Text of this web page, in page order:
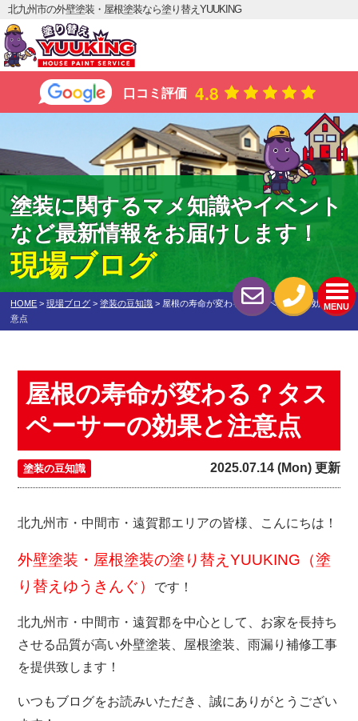
北九州市の外壁塗装・屋根塗装なら塗り替えYUUKING
MENU
口コミ評価 4.8
塗装に関するマメ知識やイベント
など最新情報をお届けします！
現場ブログ
HOME >現場ブログ >塗装の豆知識 > 屋根の寿命が変わる？タスペーサーの効果と注
意点
屋根の寿命が変わる？タス
ペーサーの効果と注意点
塗装の豆知識 2025.07.14 (Mon) 更新
北九州市・中間市・遠賀郡エリアの皆様、こんにちは！
外壁塗装・屋根塗装の塗り替えYUUKING（塗
り替えゆうきんぐ）
です！
北九州市・中間市・遠賀郡を中心として、お家を長持ち
させる品質が高い外壁塗装、屋根塗装、雨漏り補修工事
を提供致します！
いつもブログをお読みいただき、誠にありがとうござい